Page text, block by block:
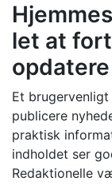
let at
Et
publicere
praktisk
indholdet ser
Redaktionelle